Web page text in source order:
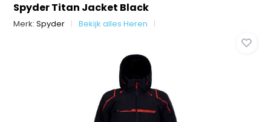
Spyder Titan Jacket Black
Merk:Spyder Bekijk alles Heren